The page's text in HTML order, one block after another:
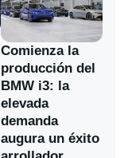
Comienza la
producción del
BMW i3: la
elevada
demanda
augura un éxito